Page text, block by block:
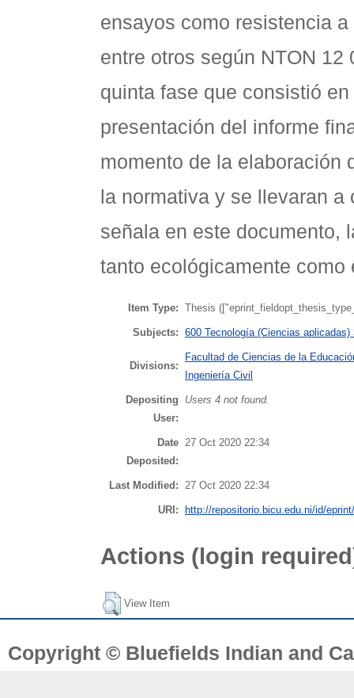
ensayos como resistencia
entre otros según NTON
quinta fase que consistió
presentación del informe
momento de la elaboración
la normativa y se llevaran
señala en este documento,
tanto ecológicamente
Item Type: Thesis
Subjects: 600 Tecnología (Ciencias
Divisions:
Facultad de Ciencias de la
Ingeniería Civil
Depositing
User:
Users 4 not found.
Date
Deposited:
27 Oct 2020 22:34
Last Modified: 27 Oct 2020 22:34
URI: http://repositorio.bicu.edu.ni/id/
Actions (login
View Item
Copyright © Bluefields Indian and